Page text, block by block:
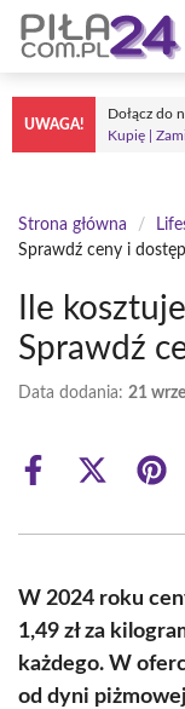
Przejdź
treści
UWAGA!
Dołącz do
Kupię |
Strona główna /
Sprawdź ceny i
Ile
Sprawdź
Data dodania: 21
Share
Share
(Twitter)
W 2024 roku
1,49 zł za
każdego. W
od dyni